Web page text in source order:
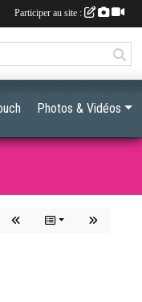
Photos & Vidéos
Participer au site :